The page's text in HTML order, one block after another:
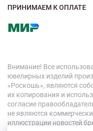
ПРИНИМАЕМ К ОПЛАТЕ
Внимание! Все
ювелирных изделий
«Роскошь», являются
их копирования и
согласие
не являются
иллюстрации новостей